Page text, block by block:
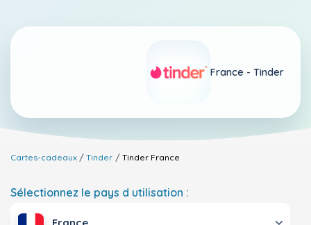
France - Tinder
Cartes-cadeaux Tinder Tinder France
Sélectionnez le pays d utilisation :